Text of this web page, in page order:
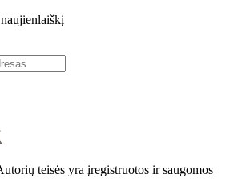
teisės yra įregistruotos ir saugomos